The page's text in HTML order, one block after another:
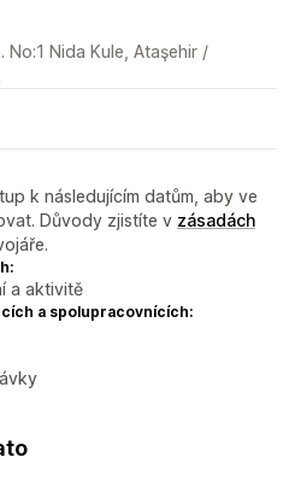
No:1 Nida Kule, Ataşehir /
k následujícím datům, aby ve
Důvody zjistíte v zásadách
a aktivitě
a spolupracovnících: